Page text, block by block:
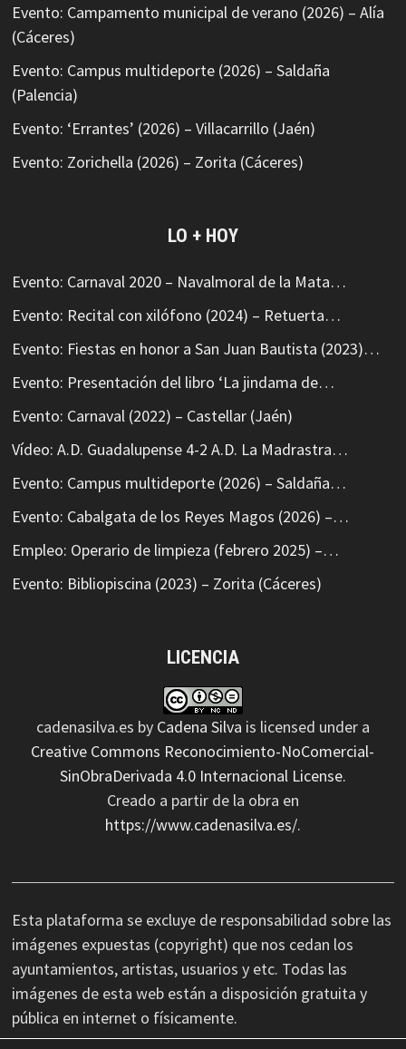
Evento: Campamento municipal de verano (2026) – Alía
(Cáceres)
Evento: Campus multideporte (2026) – Saldaña
(Palencia)
Evento: ‘Errantes’ (2026) – Villacarrillo (Jaén)
Evento: Zorichella (2026) – Zorita (Cáceres)
LO + HOY
Evento: Carnaval 2020 – Navalmoral de la Mata…
Evento: Recital con xilófono (2024) – Retuerta…
Evento: Fiestas en honor a San Juan Bautista (2023)…
Evento: Presentación del libro ‘La jindama de…
Evento: Carnaval (2022) – Castellar (Jaén)
Vídeo: A.D. Guadalupense 4-2 A.D. La Madrastra…
Evento: Campus multideporte (2026) – Saldaña…
Evento: Cabalgata de los Reyes Magos (2026) –…
Empleo: Operario de limpieza (febrero 2025) –…
Evento: Bibliopiscina (2023) – Zorita (Cáceres)
LICENCIA
cadenasilva.es by Cadena Silva is licensed under a
Creative Commons Reconocimiento-NoComercial-
SinObraDerivada 4.0 Internacional License.
Creado a partir de la obra en
https://www.cadenasilva.es/.
Esta plataforma se excluye de responsabilidad sobre las
imágenes expuestas (copyright) que nos cedan los
ayuntamientos, artistas, usuarios y etc. Todas las
imágenes de esta web están a disposición gratuita y
pública en internet o físicamente.